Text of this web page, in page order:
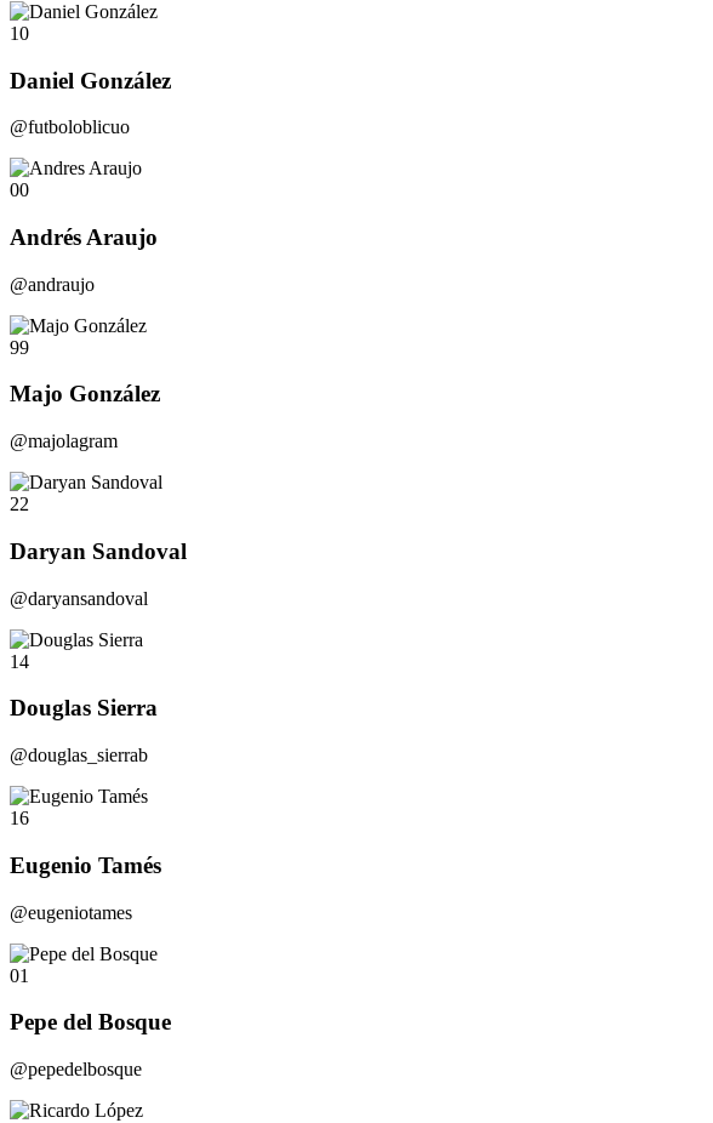
10
Daniel González
@futboloblicuo
00
Andrés Araujo
@andraujo
99
Majo González
@majolagram
22
Daryan Sandoval
@daryansandoval
14
Douglas Sierra
@douglas_sierrab
16
Eugenio Tamés
@eugeniotames
01
Pepe del Bosque
@pepedelbosque